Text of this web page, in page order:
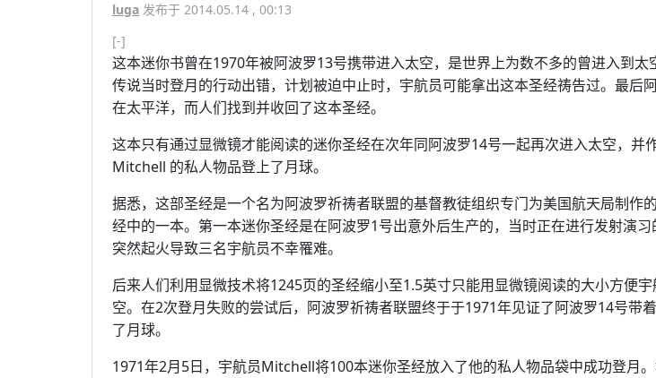
luga 发布于 2014.05.14 , 00:13
[-]
这本迷你书曾在1970年被阿波罗13号携带进入太空，是世界上为数不多的曾进入到太
传说当时登月的行动出错，计划被迫中止时，宇航员可能拿出这本圣经祷告过。最后
在太平洋，而人们找到并收回了这本圣经。
这本只有通过显微镜才能阅读的迷你圣经在次年同阿波罗14号一起再次进入太空，并
Mitchell 的私人物品登上了月球。
据悉，这部圣经是一个名为阿波罗祈祷者联盟的基督教徒组织专门为美国航天局制作
经中的一本。第一本迷你圣经是在阿波罗1号出意外后生产的，当时正在进行发射演
突然起火导致三名宇航员不幸罹难。
后来人们利用显微技术将1245页的圣经缩小至1.5英寸只能用显微镜阅读的大小方便
空。在2次登月失败的尝试后，阿波罗祈祷者联盟终于于1971年见证了阿波罗14号带
了月球。
1971年2月5日，宇航员Mitchell将100本迷你圣经放入了他的私人物品袋中成功登月